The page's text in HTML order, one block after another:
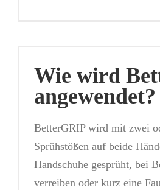
Wie wird
angewendet?
BetterGRIP wird mit zwei
Sprühstößen auf beide
Handschuhe gesprüht, bei
verreiben oder kurz eine